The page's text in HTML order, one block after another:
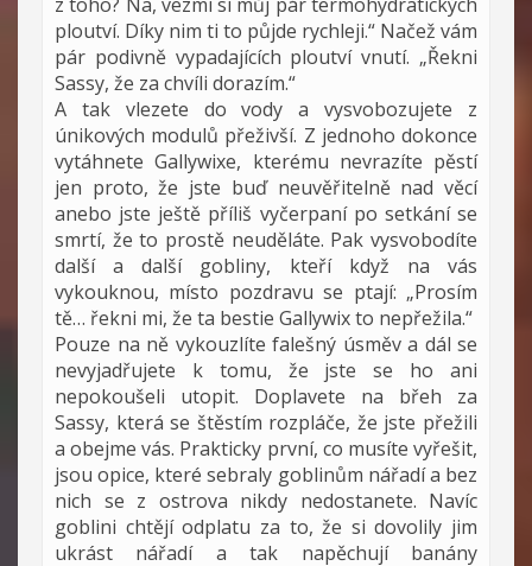
ploutví. Díky nim ti to půjde rychleji.“ Načež vám
pár podivně vypadajících ploutví vnutí. „Řekni
Sassy, že za chvíli dorazím.“
A tak vlezete do vody a vysvobozujete z
únikových modulů přeživší. Z jednoho dokonce
vytáhnete Gallywixe, kterému nevrazíte pěstí
jen proto, že jste buď neuvěřitelně nad věcí
anebo jste ještě příliš vyčerpaní po setkání se
smrtí, že to prostě neuděláte. Pak vysvobodíte
další a další gobliny, kteří když na vás
vykouknou, místo pozdravu se ptají: „Prosím
tě… řekni mi, že ta bestie Gallywix to nepřežila.“
Pouze na ně vykouzlíte falešný úsměv a dál se
nevyjadřujete k tomu, že jste se ho ani
nepokoušeli utopit. Doplavete na břeh za
Sassy, která se štěstím rozpláče, že jste přežili
a obejme vás. Prakticky první, co musíte vyřešit,
jsou opice, které sebraly goblinům nářadí a bez
nich se z ostrova nikdy nedostanete. Navíc
goblini chtějí odplatu za to, že si dovolily jim
ukrást nářadí a tak napěchují banány